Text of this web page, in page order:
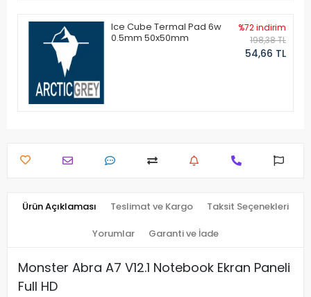
Ice Cube Termal Pad 6w
0.5mm 50x50mm
%72 indirim
198,38 TL
54,66 TL
Ürün Açıklaması Teslimat ve Kargo Taksit Seçenekleri
Yorumlar Garanti ve İade
Monster Abra A7 V12.1 Notebook Ekran Paneli
Full HD